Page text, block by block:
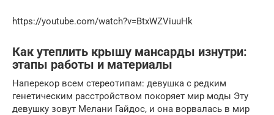
https://youtube.com/watch?v=BtxWZViuuHk
Как утеплить крышу мансарды изнутри:
этапы работы и материалы
Наперекор всем стереотипам: девушка с редким
генетическим расстройством покоряет мир моды Эту
девушку зовут Мелани Гайдос, и она ворвалась в мир